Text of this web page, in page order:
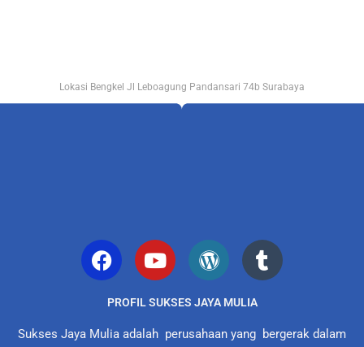
Lokasi Bengkel Jl Leboagung Pandansari 74b Surabaya
PROFIL SUKSES JAYA MULIA
Sukses Jaya Mulia adalah perusahaan yang bergerak dalam